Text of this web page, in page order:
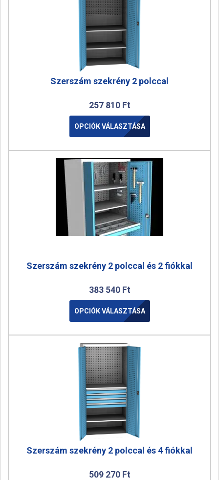
Szerszám szekrény 2 polccal
257 810 Ft
OPCIÓK VÁLASZTÁSA
Szerszám szekrény 2 polccal és 2 fiókkal
383 540 Ft
OPCIÓK VÁLASZTÁSA
Szerszám szekrény 2 polccal és 4 fiókkal
509 270 Ft